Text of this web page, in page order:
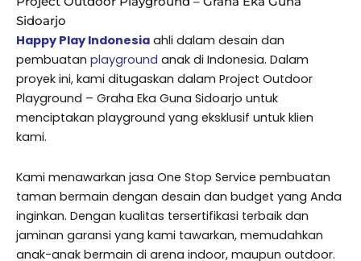
Sidoarjo
Happy Play Indonesia ahli dalam desain dan
pembuatan playground anak di Indonesia. Dalam
proyek ini, kami ditugaskan dalam Project Outdoor
Playground – Graha Eka Guna Sidoarjo untuk
menciptakan playground yang eksklusif untuk klien
kami.
Kami menawarkan jasa One Stop Service pembuatan
taman bermain dengan desain dan budget yang Anda
inginkan. Dengan kualitas tersertifikasi terbaik dan
jaminan garansi yang kami tawarkan, memudahkan
anak-anak bermain di arena indoor, maupun outdoor.